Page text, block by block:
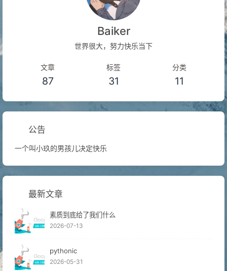
Baiker
世界很大，努力快乐当下
文章
87
标签
31
分类
11
公告
一个叫小玖的男孩儿决定快乐
最新文章
素质到底给了我们什么
2026-07-13
pythonic
2026-05-31